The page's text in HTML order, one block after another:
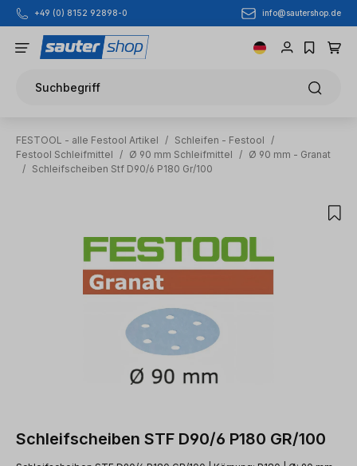
Zum Hauptinhalt springen
+49 (0) 8152 92898-0 info@sautershop.de
Suchbegriff
FESTOOL - alle Festool Artikel / Schleifen - Festool
/
Festool Schleifmittel
/ Ø 90 mm Schleifmittel / Ø 90 mm - Granat
/ Schleifscheiben Stf D90/6 P180 Gr/100
Schleifscheiben STF D90/6 P180 GR/100